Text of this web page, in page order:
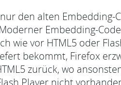
den alten Embedding-
Embedding-
wie vor HTML5 oder
bekommt, Firefox
zurück, wo
Player nicht